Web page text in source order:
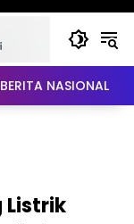
BERITA NASIONAL
Listrik